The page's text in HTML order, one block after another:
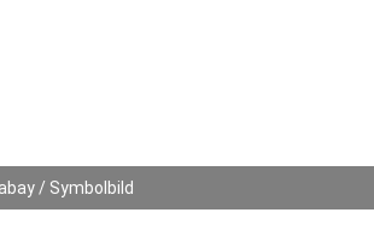
/ Symbolbild